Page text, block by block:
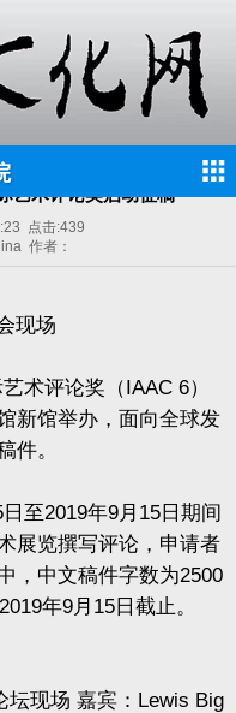
术评论奖启动征稿
点击:439
作者：
现场
术评论奖（IAAC 6）
新馆举办，面向全球发
件。
日至2019年9月 15 日期间
展览撰写评论，申请者
，中文稿件字数为2500
2019年9月 15 日截止。
坛现场 嘉宾： Lewis Big